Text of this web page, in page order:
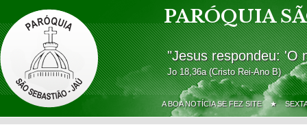
PARÓQUIA
"Jesus respondeu: 'O
Jo 18,36a (Cristo Rei-Ano B)
A BOA NOTÍCIA SE FEZ SITE ★